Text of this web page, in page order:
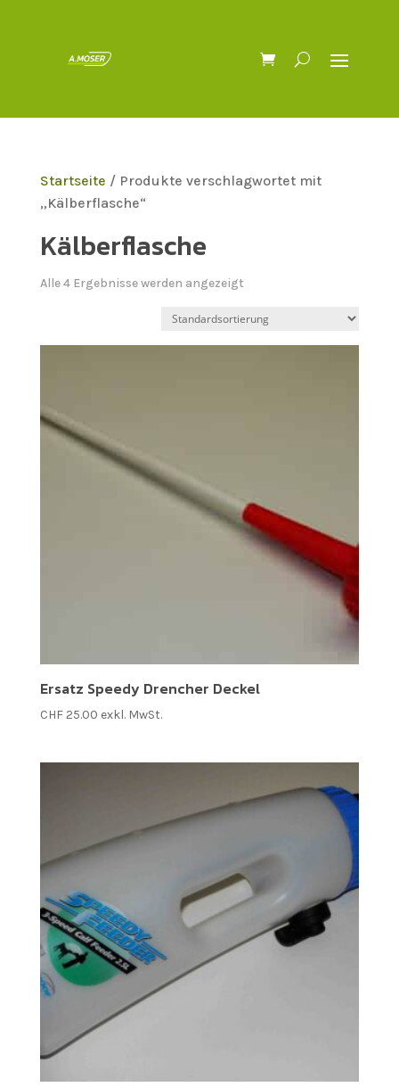
Startseite / Produkte verschlagwortet mit
„Kälberflasche“
Kälberflasche
Alle 4 Ergebnisse werden angezeigt
Ersatz Speedy Drencher Deckel
CHF25.00 exkl. MwSt.